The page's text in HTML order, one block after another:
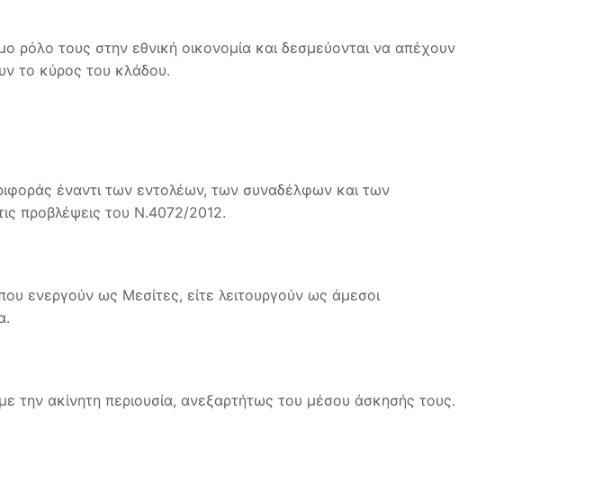
ρόλο τους στην εθνική οικονομία και δεσμεύονται να απέχουν
το κύρος του κλάδου.
έναντι των εντολέων, των συναδέλφων και των
προβλέψεις του Ν.4072/2012.
ενεργούν ως Μεσίτες, είτε λειτουργούν ως άμεσοι
την ακίνητη περιουσία, ανεξαρτήτως του μέσου άσκησής τους.